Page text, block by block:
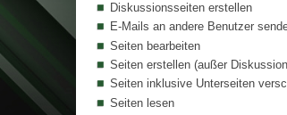
Diskussionsseiten erstellen
E-Mails an andere Benutzer
Seiten bearbeiten
Seiten erstellen (außer
Seiten inklusive Unterseiten
Seiten lesen